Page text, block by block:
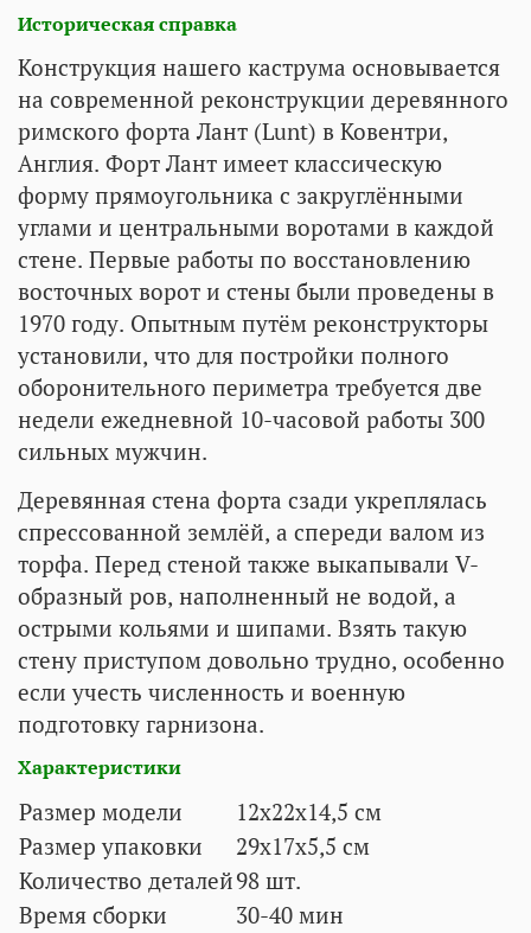
Историческая справка
Конструкция нашего каструма основывается
на современной реконструкции деревянного
римского форта Лант (Lunt) в Ковентри,
Англия. Форт Лант имеет классическую
форму прямоугольника с закруглёнными
углами и центральными воротами в каждой
стене. Первые работы по восстановлению
восточных ворот и стены были проведены в
1970 году. Опытным путём реконструкторы
установили, что для постройки полного
оборонительного периметра требуется две
недели ежедневной 10-часовой работы 300
сильных мужчин.
Деревянная стена форта сзади укреплялась
спрессованной землёй, а спереди валом из
торфа. Перед стеной также выкапывали V-
образный ров, наполненный не водой, а
острыми кольями и шипами. Взять такую
стену приступом довольно трудно, особенно
если учесть численность и военную
подготовку гарнизона.
Характеристики
Размер модели
12х22х14,5 см
Размер упаковки
29х17х5,5 см
Количество деталей98 шт.
Время сборки
30-40 мин